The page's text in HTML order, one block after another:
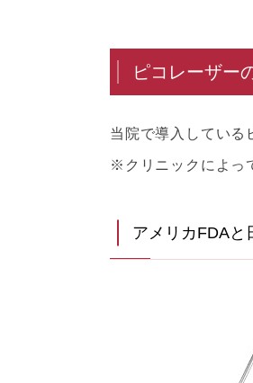
ピコレーザー
当院で導入している
※クリニックによっ
アメリカFDAと